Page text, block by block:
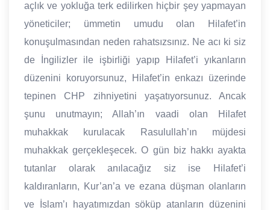
açlık ve yokluğa terk edilirken hiçbir şey yapmayan
yöneticiler; ümmetin umudu olan Hilafet’in
konuşulmasından neden rahatsızsınız. Ne acı ki siz
de İngilizler ile işbirliği yapıp Hilafet’i yıkanların
düzenini koruyorsunuz, Hilafet’in enkazı üzerinde
tepinen CHP zihniyetini yaşatıyorsunuz. Ancak
şunu unutmayın; Allah’ın vaadi olan Hilafet
muhakkak kurulacak Rasulullah’ın müjdesi
muhakkak gerçekleşecek. O gün biz hakkı ayakta
tutanlar olarak anılacağız siz ise Hilafet’i
kaldıranların, Kur’an’a ve ezana düşman olanların
ve İslam’ı hayatımızdan söküp atanların düzenini